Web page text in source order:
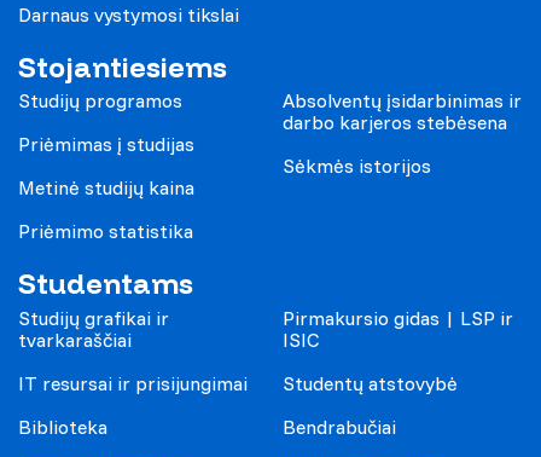
Darnaus vystymosi tikslai
Stojantiesiems
Studijų programos
Priėmimas į studijas
Metinė studijų kaina
Priėmimo statistika
Absolventų įsidarbinimas ir
darbo karjeros stebėsena
Sėkmės istorijos
Studentams
Studijų grafikai ir
tvarkaraščiai
IT resursai ir prisijungimai
Biblioteka
Pirmakursio gidas | LSP ir
ISIC
Studentų atstovybė
Bendrabučiai